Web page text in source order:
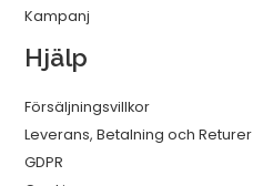
Kampanj
Hjälp
Försäljningsvillkor
Leverans, Betalning och Returer
GDPR